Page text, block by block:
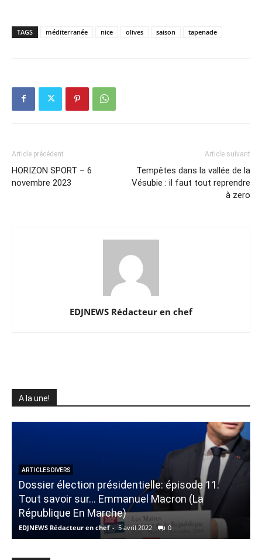
TAGS méditerranée nice olives saison tapenade
Article précédent
HORIZON SPORT – 6
novembre 2023
Article suivant
Tempêtes dans la vallée de la
Vésubie : il faut tout reprendre
à zero
EDJNEWS Rédacteur en chef
A la une!
ARTICLES DIVERS
Dossier élection présidentielle: épisode 11.
Tout savoir sur… Emmanuel Macron (La
République En Marche)
EDJNEWS Rédacteur en chef - 5 avril 2022 0